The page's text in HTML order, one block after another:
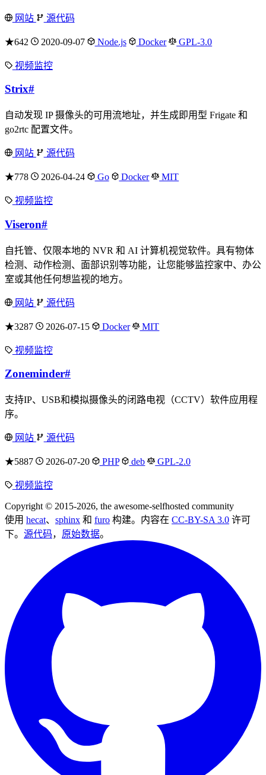
网站 源代码
★642 2020-09-07 Node.js Docker GPL-3.0
视频监控
Strix#
自动发现 IP 摄像头的可用流地址，并生成即用型 Frigate 和
go2rtc 配置文件。
网站 源代码
★778 2026-04-24 Go Docker MIT
视频监控
Viseron#
自托管、仅限本地的 NVR 和 AI 计算机视觉软件。具有物体
检测、动作检测、面部识别等功能，让您能够监控家中、办公
室或其他任何想监视的地方。
网站 源代码
★3287 2026-07-15 Docker MIT
视频监控
Zoneminder#
支持IP、USB和模拟摄像头的闭路电视（CCTV）软件应用程
序。
网站 源代码
★5887 2026-07-20 PHP deb GPL-2.0
视频监控
Copyright © 2015-2026, the awesome-selfhosted community
使用 hecat、 sphinx 和 furo 构建。内容在 CC-BY-SA 3.0 许可
下。 源代码， 原始数据。